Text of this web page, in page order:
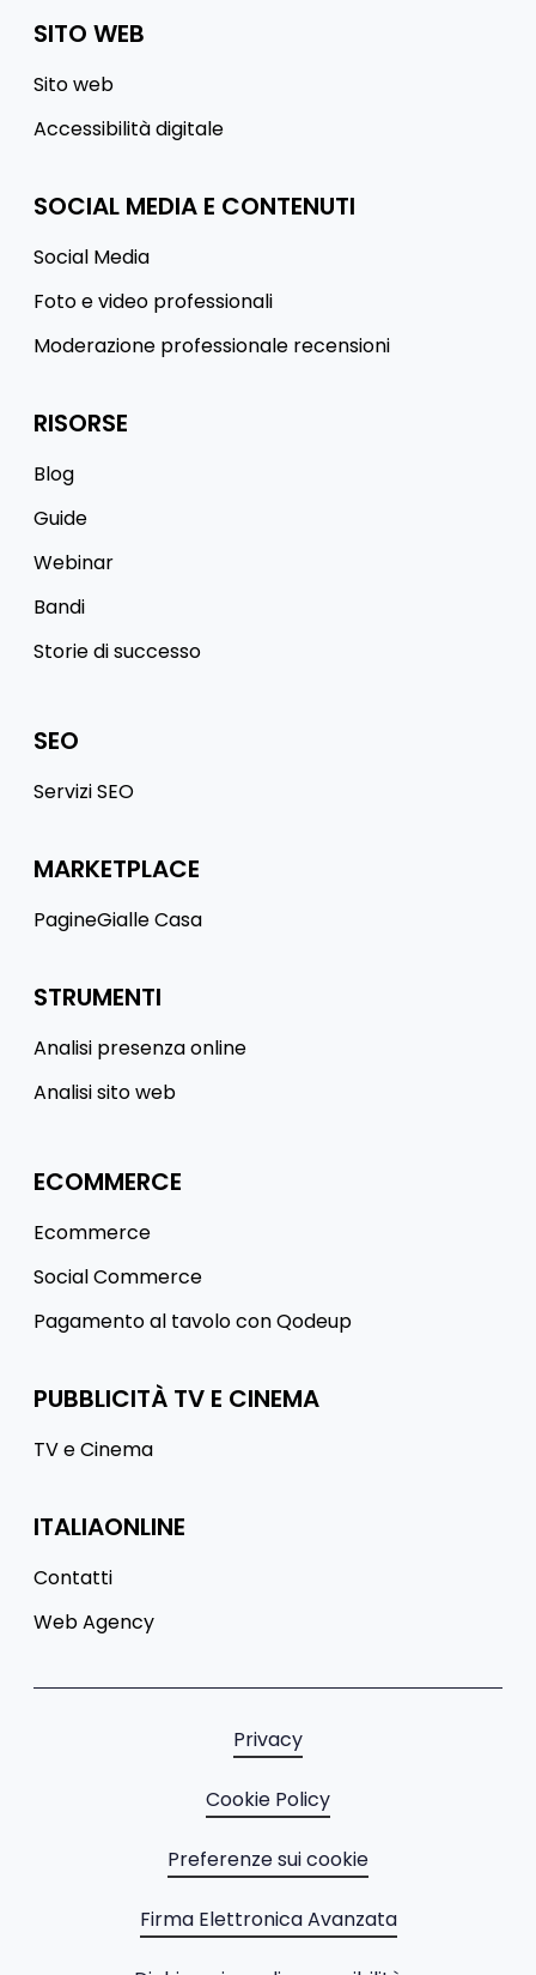
SITO WEB
Sito web
Accessibilità digitale
SOCIAL MEDIA E CONTENUTI
Social Media
Foto e video professionali
Moderazione professionale recensioni
RISORSE
Blog
Guide
Webinar
Bandi
Storie di successo
SEO
Servizi SEO
MARKETPLACE
PagineGialle Casa
STRUMENTI
Analisi presenza online
Analisi sito web
ECOMMERCE
Ecommerce
Social Commerce
Pagamento al tavolo con Qodeup
PUBBLICITÀ TV E CINEMA
TV e Cinema
ITALIAONLINE
Contatti
Web Agency
Privacy
Cookie Policy
Preferenze sui cookie
Firma Elettronica Avanzata